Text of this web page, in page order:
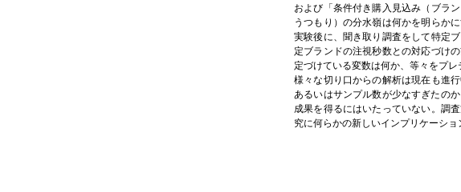
および「条件付き購入見込み（ブラ
うつもり）の分水嶺は何かを明らか
実験後に、聞き取り調査をして特定
定ブランドの注視秒数との対応づけ
定づけている変数は何か、等々をプレ
様々な切り口からの解析は現在も進
あるいはサンプル数が少なすぎたの
成果を得るにはいたっていない。調
究に何らかの新しいインプリケーシ